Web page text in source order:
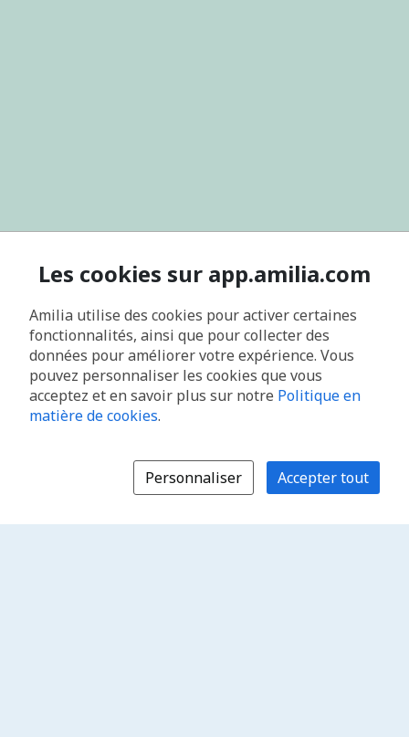
Les cookies sur app.amilia.com
Amilia utilise des cookies pour activer certaines
fonctionnalités, ainsi que pour collecter des
données pour améliorer votre expérience. Vous
pouvez personnaliser les cookies que vous
acceptez et en savoir plus sur notre Politique en
matière de cookies.
Personnaliser Accepter tout